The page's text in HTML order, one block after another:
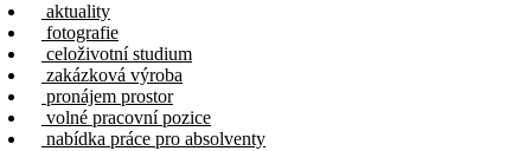
aktuality
fotografie
celoživotní studium
zakázková výroba
pronájem prostor
volné pracovní pozice
nabídka práce pro absolventy